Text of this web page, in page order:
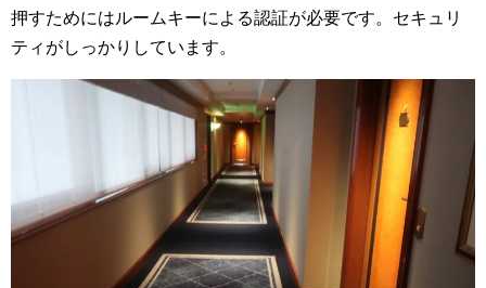
押すためにはルームキーによる認証が必要です。セキュリ
ティがしっかりしています。